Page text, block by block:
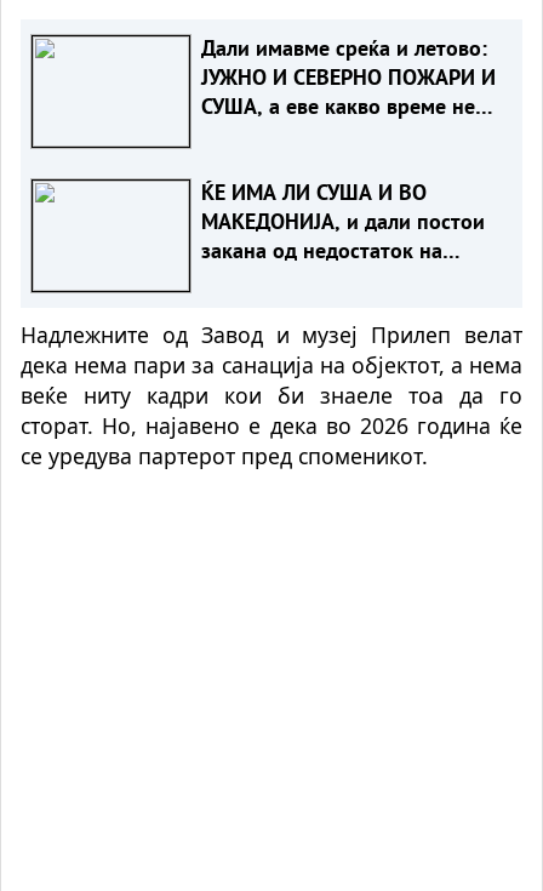
Дали имавме среќа и летово:
ЈУЖНО И СЕВEРНО ПОЖАРИ И
СУША, а еве какво време не
ЌЕ ИМА ЛИ СУША И ВО
МАКЕДОНИЈА, и дали постои
закана од недостаток на
Надлежните од Завод и музеј Прилеп велат
дека нема пари за санација на објектот, а нема
веќе ниту кадри кои би знаеле тоа да го
сторат. Но, најавено е дека во 2026 година ќе
се уредува партерот пред споменикот.